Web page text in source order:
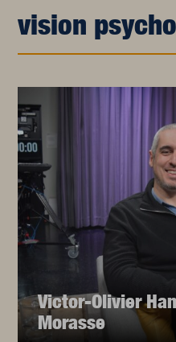
vision
Victor-Olivier
Morasse